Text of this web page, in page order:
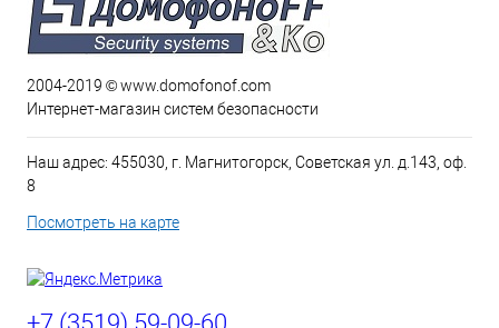
2004-2019 © www.domofonof.com
Интернет-магазин систем безопасности
Наш адрес: 455030, г. Магнитогорск, Советская ул. д.143, оф.
8
Посмотреть на карте